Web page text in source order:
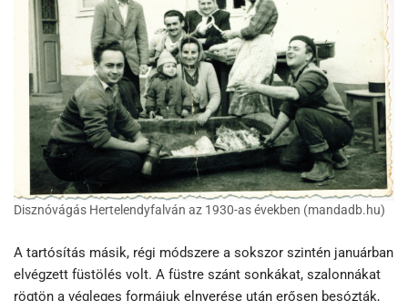
Disznóvágás Hertelendyfalván az 1930-as években (mandadb.hu)
A tartósítás másik, régi módszere a sokszor szintén januárban
elvégzett füstölés volt. A füstre szánt sonkákat, szalonnákat
rögtön a végleges formájuk elnyerése után erősen besózták,